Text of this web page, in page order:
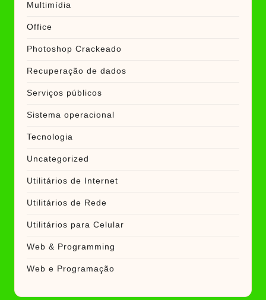
Multimídia
Office
Photoshop Crackeado
Recuperação de dados
Serviços públicos
Sistema operacional
Tecnologia
Uncategorized
Utilitários de Internet
Utilitários de Rede
Utilitários para Celular
Web & Programming
Web e Programação